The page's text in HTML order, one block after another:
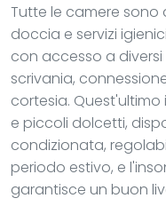
Tutte le camere
doccia e servizi
con accesso a
scrivania,
cortesia.
e piccoli dolcetti,
condizionata,
periodo estivo, e
garantisce un buon